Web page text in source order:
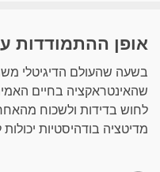
אופן ההתמודדות
בשעה שהעולם הדיגיטלי
שהאינטראקציה בחיים
לחוש בדידות ולשכוח
מדיטציה בודהיסטיות יכולות